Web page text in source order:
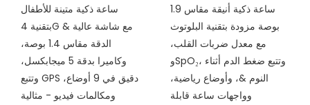
ساعة ذكية متينة للأطفال
بتقنية 4G & مع شاشة عالية
الدقة مقاس 1.4 بوصة،
وكاميرا بدقة 5 ميجابكسل،
وتتبع GPS دقيق في 9 أوضاع،
ومكالمات فيديو - مثالية
ساعة ذكية أنيقة مقاس 1.9
بوصة مزودة بتقنية البلوتوث
مع معدل ضربات القلب،
وSpO₂، وتتبع ضغط الدم أثناء
النوم &، وأوضاع رياضية،
وواجهات ساعة قابلة